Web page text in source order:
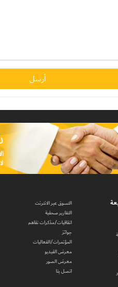
التسوق عبر الانترنت
التقارير صحفية
اتفاقيات/مذكرات تفاهم
جوائز
المؤتمرات/الفعاليات
معرض الفيديو
معرض الصور
اتصل بنا